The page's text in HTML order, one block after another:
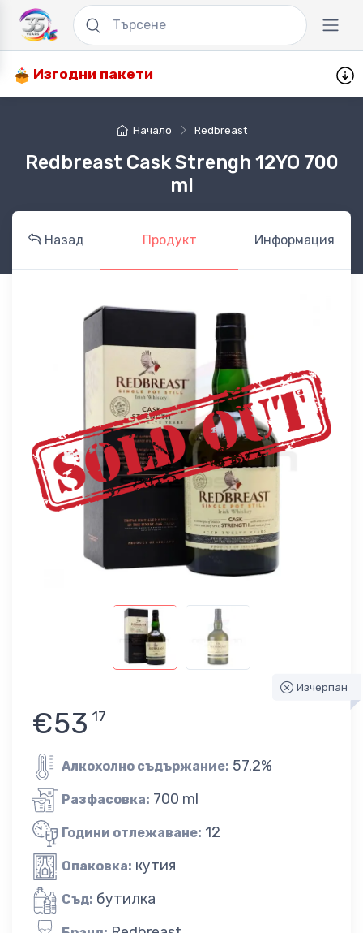
Изгодни пакети
Начало Redbreast
Redbreast Cask Strengh 12YO 700
ml
Назад Продукт Информация
Изчерпан
€53 17
Алкохолно съдържание: 57.2%
Разфасовка: 700 ml
Години отлежаване: 12
Опаковка: кутия
Съд: бутилка